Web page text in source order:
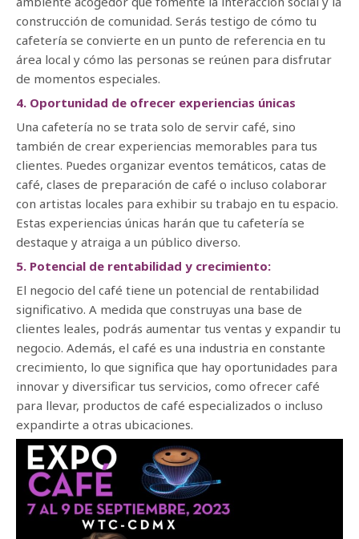
construcción de comunidad. Serás testigo de cómo tu
cafetería se convierte en un punto de referencia en tu
área local y cómo las personas se reúnen para disfrutar
de momentos especiales.
4. Oportunidad de ofrecer experiencias únicas
Una cafetería no se trata solo de servir café, sino
también de crear experiencias memorables para tus
clientes. Puedes organizar eventos temáticos, catas de
café, clases de preparación de café o incluso colaborar
con artistas locales para exhibir su trabajo en tu espacio.
Estas experiencias únicas harán que tu cafetería se
destaque y atraiga a un público diverso.
5. Potencial de rentabilidad y crecimiento:
El negocio del café tiene un potencial de rentabilidad
significativo. A medida que construyas una base de
clientes leales, podrás aumentar tus ventas y expandir tu
negocio. Además, el café es una industria en constante
crecimiento, lo que significa que hay oportunidades para
innovar y diversificar tus servicios, como ofrecer café
para llevar, productos de café especializados o incluso
expandirte a otras ubicaciones.